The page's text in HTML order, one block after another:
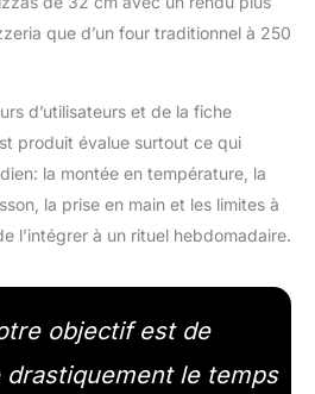
que d’un four traditionnel à 250
d’utilisateurs et de la fiche
produit évalue surtout ce qui
la montée en température, la
la prise en main et les limites à
l’intégrer à un rituel hebdomadaire.
objectif est de
drastiquement le temps